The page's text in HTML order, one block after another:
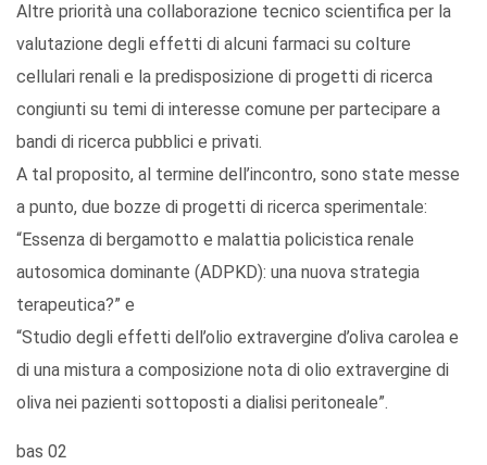
Altre priorità una collaborazione tecnico scientifica per la
valutazione degli effetti di alcuni farmaci su colture
cellulari renali e la predisposizione di progetti di ricerca
congiunti su temi di interesse comune per partecipare a
bandi di ricerca pubblici e privati.
A tal proposito, al termine dell’incontro, sono state messe
a punto, due bozze di progetti di ricerca sperimentale:
“Essenza di bergamotto e malattia policistica renale
autosomica dominante (ADPKD): una nuova strategia
terapeutica?” e
“Studio degli effetti dell’olio extravergine d’oliva carolea e
di una mistura a composizione nota di olio extravergine di
oliva nei pazienti sottoposti a dialisi peritoneale”.
bas 02